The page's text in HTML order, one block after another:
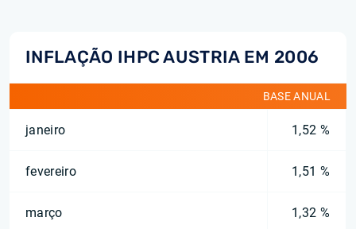
INFLAÇÃO IHPC AUSTRIA EM 2006
BASE ANUAL
janeiro 1,52 %
fevereiro 1,51 %
março 1,32 %